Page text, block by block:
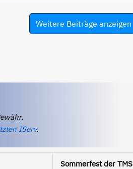
Weitere Beiträge anzeigen
IServ.
Sommerfest der TMS